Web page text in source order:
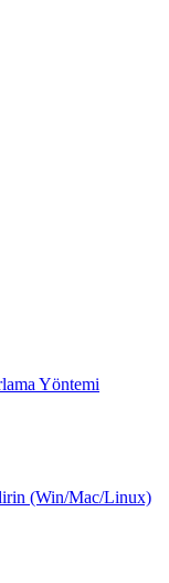
Yöntemi
(Win/Mac/Linux)